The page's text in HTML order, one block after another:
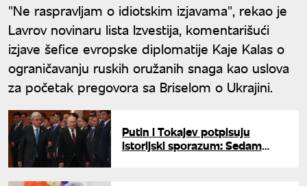
"Ne raspravljam o idiotskim izjavama", rekao je
Lavrov novinaru lista Izvestija, komentarišući
izjave šefice evropske diplomatije Kaje Kalas o
ograničavanju ruskih oružanih snaga kao uslova
za početak pregovora sa Briselom o Ukrajini.
Putin i Tokajev potpisuju
istorijski sporazum: Sedam